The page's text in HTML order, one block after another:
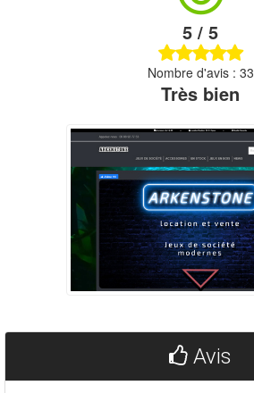
5 / 5
Nombre d'avis : 33
Très bien
Avis